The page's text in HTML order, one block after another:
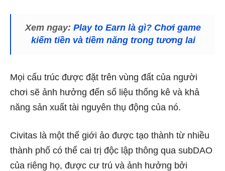
Xem ngay: Play to Earn là gì? Chơi game
kiếm tiền và tiềm năng trong tương lai
Mọi cấu trúc được đặt trên vùng đất của người
chơi sẽ ảnh hưởng đến số liệu thống kê và khả
năng sản xuất tài nguyên thụ động của nó.
Civitas là một thế giới ảo được tạo thành từ nhiều
thành phố có thể cai trị độc lập thông qua subDAO
của riêng họ, được cư trú và ảnh hưởng bởi